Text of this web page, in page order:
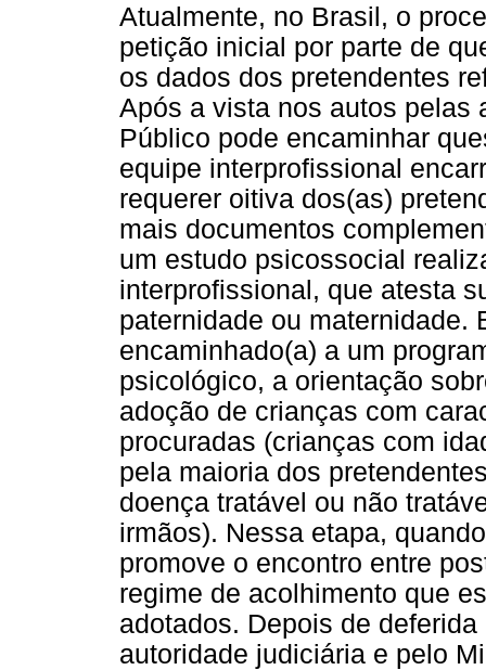
Atualmente, no Brasil, o
petição inicial por parte de
os dados dos pretendentes
Após a vista nos autos pelas
Público pode encaminhar
equipe interprofissional
requerer oitiva dos(as)
mais documentos
um estudo psicossocial
interprofissional, que atesta
paternidade ou maternidade.
encaminhado(a) a um
psicológico, a orientação
adoção de crianças com
procuradas (crianças com
pela maioria dos
doença tratável ou não
irmãos). Nessa etapa,
promove o encontro entre
regime de acolhimento que
adotados. Depois de
autoridade judiciária e pelo